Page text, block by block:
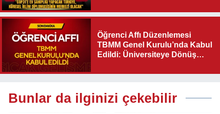
Olacak"
Öğrenci Affı Düzenlemesi
TBMM Genel Kurulu’nda Kabul
Edildi: Üniversiteye Dönüş
Bunlar da ilginizi çekebilir